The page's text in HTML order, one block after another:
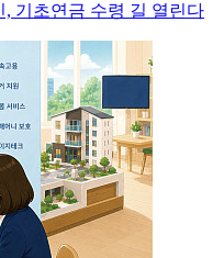
기초연금 수령 길 열린다